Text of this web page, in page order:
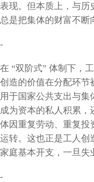
表现。但本质上，与历
总是把集体的财富不断
-
在 “双阶式” 体制下，
创造的价值在分配环节
用于国家公共支出与
成为资本的私人积累，
体因重复劳动、重复投
运转。这也正是工人创
家庭基本开支，一旦失
-